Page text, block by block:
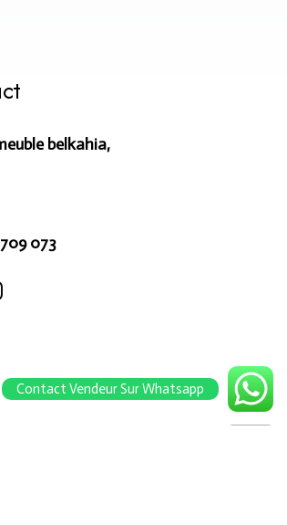
belkahia,
073
Contact Vendeur Sur Whatsapp